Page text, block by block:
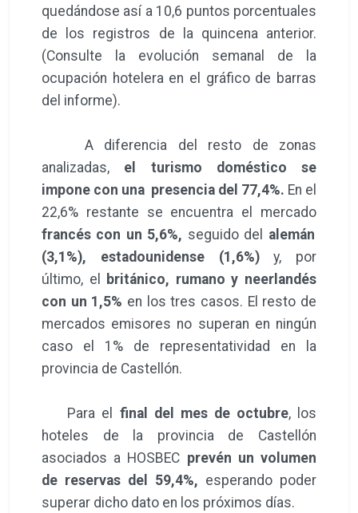
quedándose así a 10,6 puntos porcentuales
de los registros de la quincena anterior.
(Consulte la evolución semanal de la
ocupación hotelera en el gráfico de barras
del informe).
A diferencia del resto de zonas
analizadas, el turismo doméstico se
impone con una presencia del 77,4%. En el
22,6% restante se encuentra el mercado
francés con un 5,6%, seguido del alemán
(3,1%), estadounidense (1,6%)y, por
último, el
británico, rumano y neerlandés
con un 1,5% en los tres casos. El resto de
mercados emisores no superan en ningún
caso el 1% de representatividad en la
provincia de Castellón.
Para el final del mes de octubre, los
hoteles de la provincia de Castellón
asociados a HOSBEC prevén un volumen
de reservas del 59,4%, esperando poder
superar dicho dato en los próximos días.